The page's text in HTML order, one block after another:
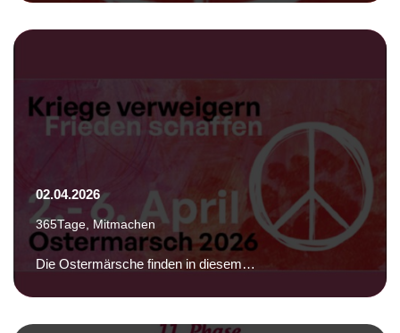
02.04.2026
365Tage Mitmachen
Die Ostermärsche finden in diesem…